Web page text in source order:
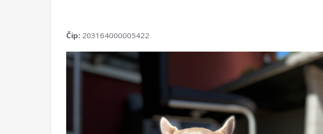
Čip: 203164000005422